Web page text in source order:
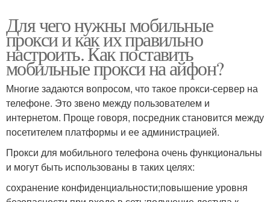
Для чего нужны мобильные
прокси и как их правильно
настроить. Как поставить
мобильные прокси на айфон?
Многие задаются вопросом, что такое прокси-сервер на
телефоне. Это звено между пользователем и
интернетом. Проще говоря, посредник становится между
посетителем платформы и ее администрацией.
Прокси для мобильного телефона очень функциональны
и могут быть использованы в таких целях:
сохранение конфиденциальности;повышение уровня